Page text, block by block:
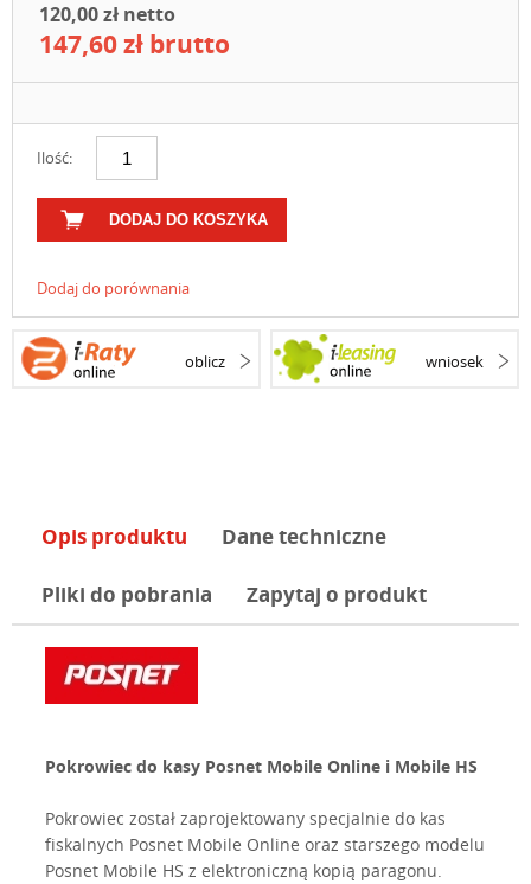
120,00 zł netto
147,60 zł brutto
Ilość:
DODAJ DO KOSZYKA
Dodaj do porównania
oblicz wniosek
Opis produktu Dane techniczne
Pliki do pobrania Zapytaj o produkt
Pokrowiec do kasy Posnet Mobile Online i Mobile HS
Pokrowiec został zaprojektowany specjalnie do kas
fiskalnych Posnet Mobile Online oraz starszego modelu
Posnet Mobile HS z elektroniczną kopią paragonu.